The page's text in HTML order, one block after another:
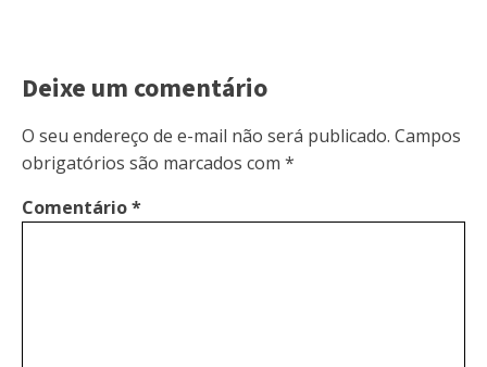
Deixe um comentário
O seu endereço de e-mail não será publicado. Campos
obrigatórios são marcados com *
Comentário*